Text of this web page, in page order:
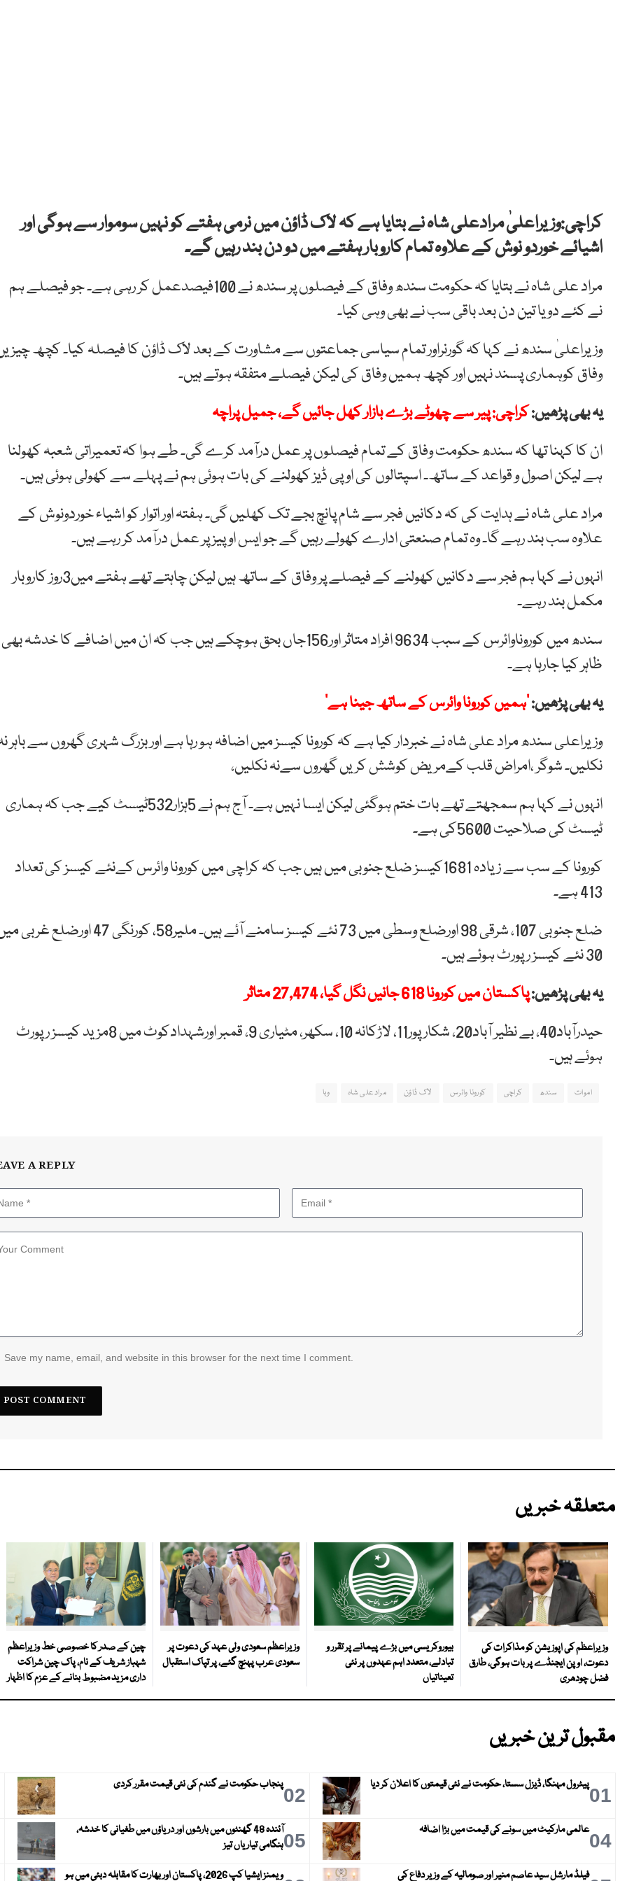
کراچی:وزیراعلیٰ مرادعلی شاہ نے بتایا ہے کہ لاک ڈاؤن میں نرمی ہفتے کو نہیں سوموار سے ہوگی اور
اشیائے خوردو نوش کے علاوہ تمام کاروبار ہفتے میں دو دن بند رہیں گے۔
مراد علی شاہ نے بتایا کہ حکومت سندھ وفاق کے فیصلوں پر سندھ نے 100فیصدعمل کر رہی ہے۔ جو فیصلے ہم
نے کئے دو یا تین دن بعد باقی سب نے بھی وہی کیا۔
وزیراعلیٰ سندھ نے کہا کہ گورنراور تمام سیاسی جماعتوں سے مشاورت کے بعد لاک ڈاؤن کا فیصلہ کیا۔ کچھ
وفاق کوہماری پسند نہیں اور کچھ ہمیں وفاق کی لیکن فیصلے متفقہ ہوتے ہیں۔
یہ بھی پڑھیں:کراچی: پیر سے چھوٹے بڑے بازار کھل جائیں گے، جمیل پراچہ
ان کا کہنا تھا کہ سندھ حکومت وفاق کے تمام فیصلوں پر عمل درآمد کرے گی۔ طے ہوا کہ تعمیراتی شعبہ کھولنا
ہے لیکن اصول و قواعد کے ساتھ۔ اسپتالوں کی اوپی ڈیز کھولنے کی بات ہوئی ہم نے پہلے سے کھولی ہوئی ہیں۔
مراد علی شاہ نے ہدایت کی کہ دکانیں فجر سے شام پانچ بجے تک کھلیں گی۔ ہفتہ اور اتوار کو اشیاء خوردونوش کے
علاوہ سب بند رہے گا۔ وہ تمام صنعتی ادارے کھولے رہیں گے جو ایس او پیز پر عمل درآمد کر رہے ہیں۔
انہوں نے کہا ہم فجر سے دکانیں کھولنے کے فیصلے پر وفاق کے ساتھ ہیں لیکن چاہتے تھے ہفتے میں3روز کاروبار
مکمل بند رہے۔
سندھ میں کوروناوائرس کے سبب 9634 افراد متاثر اور156جاں بحق ہوچکے ہیں جب کہ ان میں اضافے کا خدشہ بھی
ظاہر کیا جارہا ہے۔
یہ بھی پڑھیں:’ہمیں کورونا وائرس کے ساتھ جینا ہے‘
وزیراعلی سندھ مراد علی شاہ نے خبردار کیا ہے کہ کورونا کیسز میں اضافہ ہو رہا ہے اور بزرگ شہری گھروں سے باہر
نکلیں۔ شوگر ،امراض قلب کےمریض کوشش کریں گھروں سےنہ نکلیں،
انہوں نے کہا ہم سمجھتے تھے بات ختم ہوگئی لیکن ایسا نہیں ہے۔ آج ہم نے 5ہزار532ٹیسٹ کیے جب کہ ہماری
ٹیسٹ کی صلاحیت 5600کی ہے۔
کورونا کے سب سے زیادہ 1681کیسز ضلع جنوبی میں ہیں جب کہ کراچی میں کورونا وائرس کےنئے کیسز کی تعداد
413 ہے۔
ضلع جنوبی 107، شرقی 98 اورضلع وسطی میں 73 نئے کیسز سامنے آئے ہیں۔ ملیر58، کورنگی 47 اورضلع
30 نئے کیسز رپورٹ ہوئے ہیں۔
یہ بھی پڑھیں:پاکستان میں کورونا 618 جانیں نگل گیا، 27,474 متاثر
حیدرآباد40، بے نظیر آباد20، شکارپور11، لاڑکانہ 10، سکھر، مٹیاری 9، قمبر اورشہدادکوٹ میں 8مزید کیسز رپورٹ
ہوئے ہیں۔
اموات سندھ کراچی کورونا وائرس لاک ڈاؤن مرادعلی شاہ وبا
A REPLY
Save my name, email, and website in this browser for the next time I comment.
متعلقہ خبریں
وزیراعظم کی اپوزیشن کو مذاکرات کی
دعوت، اوپن ایجنڈے پر بات ہوگی، طارق
فضل چودھری
بیوروکریسی میں بڑے پیمانے پر تقرر و
تبادلے، متعدد اہم عہدوں پر نئی
تعیناتیاں
وزیراعظم سعودی ولی عہد کی دعوت پر
سعودی عرب پہنچ گئے، پر تپاک استقبال
چین کے صدر کا خصوصی خط وزیراعظم
شہباز شریف کے نام، پاک چین شراکت
داری مزید مضبوط بنانے کے عزم کا اظہار
مقبول ترین خبریں
01پیٹرول مہنگا، ڈیزل سستا، حکومت نے نئی قیمتوں کا اعلان کر دیا 02پنجاب حکومت نے گندم کی نئی قیمت مقرر کردی
04عالمی مارکیٹ میں سونے کی قیمت میں بڑا اضافہ 05
آئندہ 48 گھنٹوں میں بارشوں اور دریاؤں میں طغیانی کا خدشہ،
ہنگامی تیاریاں تیز
فیلڈ مارشل سید عاصم منیر اور صومالیہ کے وزیر دفاع کی ویمنز ایشیا کپ 2026، پاکستان اور بھارت کا مقابلہ دبئی میں ہو